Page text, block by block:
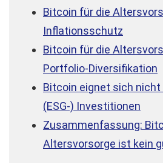
Bitcoin für die
Inflationsschutz
Bitcoin für die
Portfolio-Diversifikation
Bitcoin eignet sich
(ESG-) Investitionen
Zusammenfassung:
Altersvorsorge ist kein